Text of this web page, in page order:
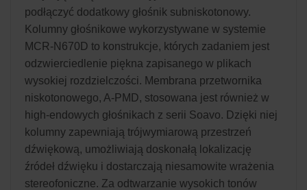
podłączyć dodatkowy głośnik subniskotonowy.
Kolumny głośnikowe wykorzystywane w systemie
MCR-N670D to konstrukcje, których zadaniem jest
odzwierciedlenie piękna zapisanego w plikach
wysokiej rozdzielczości. Membrana przetwornika
niskotonowego, A-PMD, stosowana jest również w
high-endowych głośnikach z serii Soavo. Dzięki niej
kolumny zapewniają trójwymiarową przestrzeń
dźwiękową, umożliwiają doskonałą lokalizację
źródeł dźwięku i dostarczają niesamowite wrażenia
stereofoniczne. Za odtwarzanie wysokich tonów